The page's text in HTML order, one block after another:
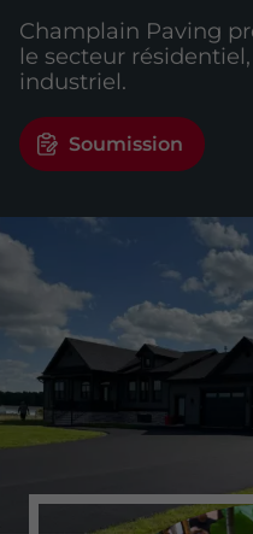
Champlain Paving
le secteur
industriel.
Soumission